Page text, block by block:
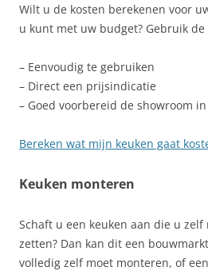
Wilt u de kosten berekenen voor
u kunt met uw budget? Gebruik
– Eenvoudig te gebruiken
– Direct een prijsindicatie
– Goed voorbereid de showroom in
Bereken wat mijn keuken gaat
Keuken monteren
Schaft u een keuken aan die u
zetten? Dan kan dit een
volledig zelf moet monteren, of